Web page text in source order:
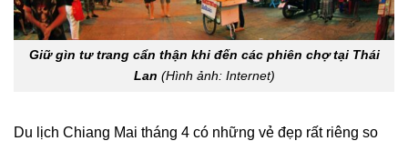
Giữ gìn tư trang cẩn thận khi đến các phiên chợ tại Thái
Lan (Hình ảnh: Internet)
Du lịch Chiang Mai tháng 4 có những vẻ đẹp rất riêng so